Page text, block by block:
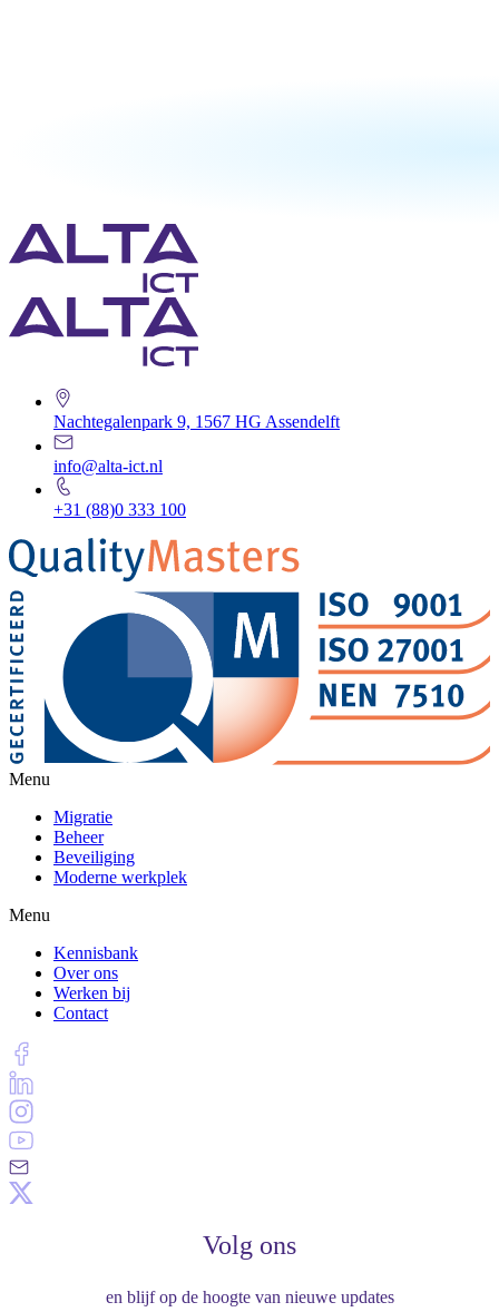
Nachtegalenpark 9, 1567 HG Assendelft
info@alta-ict.nl
+31 (88)0 333 100
Menu
Migratie
Beheer
Beveiliging
Moderne werkplek
Menu
Kennisbank
Over ons
Werken bij
Contact
Volg ons
en blijf op de hoogte van nieuwe updates